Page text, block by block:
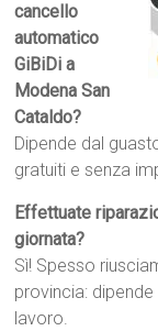
cancello
automatico
GiBiDi a
Modena San
Cataldo?
Dipende dal
gratuiti e senza
Effettuate
giornata?
Sì! Spesso
provincia:
lavoro.